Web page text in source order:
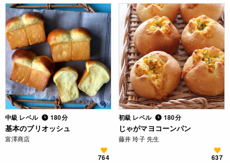
中級 レベル 180分
基本のブリオッシュ
富澤商店
764
初級 レベル 180分
じゃがマヨコーンパン
藤井 玲子 先生
637